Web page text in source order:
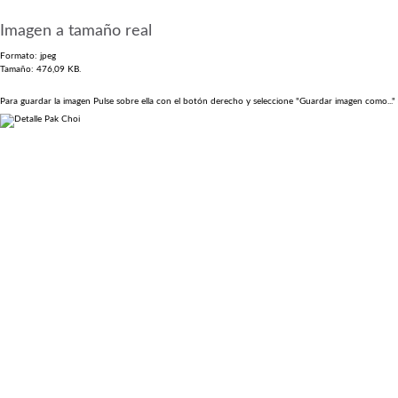
Imagen a tamaño real
Formato: jpeg
Tamaño: 476,09 KB.
Para guardar la imagen Pulse sobre ella con el botón derecho y seleccione "Guardar imagen como..."